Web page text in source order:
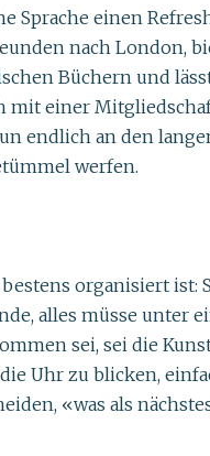
Sprache einen
nach London,
Büchern und
mit einer
endlich an den
werfen.
organisiert ist:
alles müsse unter
sei, sei die
Uhr zu blicken,
«was als